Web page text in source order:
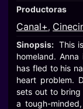
Productoras
Canal+,
Sinopsis: This
homeland.
has fled to his
heart problem.
sets out to bring
a tough-